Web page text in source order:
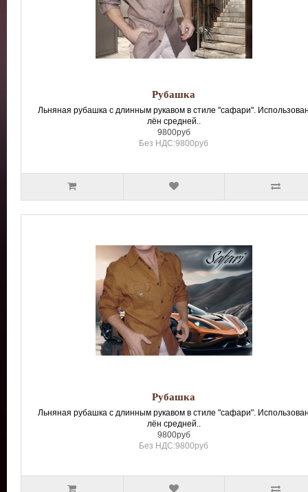
Рубашка
Льняная рубашка с длинным рукавом в стиле "сафари".
лён средней..
9800руб
Без НДС:9800руб
Рубашка
Льняная рубашка с длинным рукавом в стиле "сафари".
лён средней..
9800руб
Без НДС:9800руб